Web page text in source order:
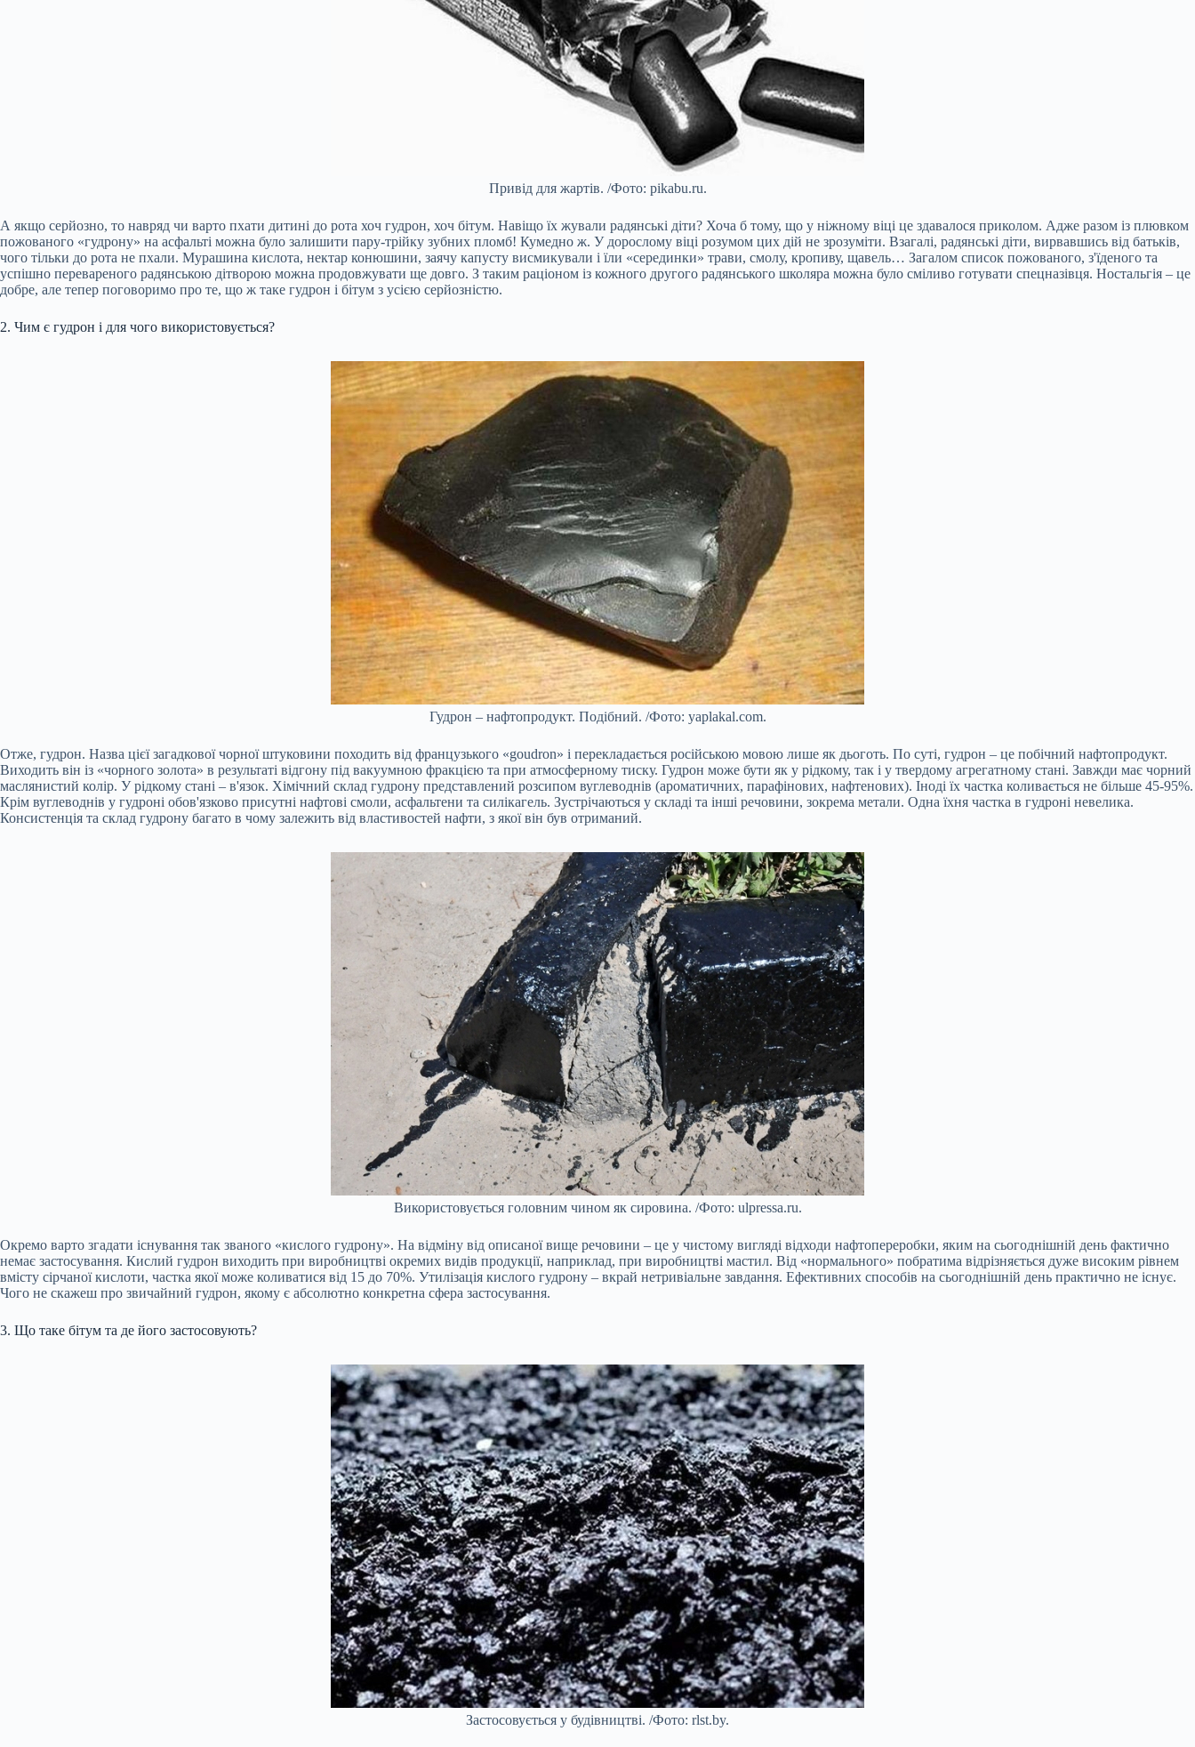
Привід для жартів. /Фото: pikabu.ru.
А якщо серйозно, то навряд чи варто пхати дитині до рота хоч гудрон, хоч бітум. Навіщо їх жували радянські діти? Хоча б тому, що у ніжному віці це здавалося приколом. Адже разом із плювком
пожованого «гудрону» на асфальті можна було залишити пару-трійку зубних пломб! Кумедно ж. У дорослому віці розумом цих дій не зрозуміти. Взагалі, радянські діти, вирвавшись від батьків,
чого тільки до рота не пхали. Мурашина кислота, нектар конюшини, заячу капусту висмикували і їли «серединки» трави, смолу, кропиву, щавель… Загалом список пожованого, з'їденого та
успішно перевареного радянською дітворою можна продовжувати ще довго. З таким раціоном із кожного другого радянського школяра можна було сміливо готувати спецназівця. Ностальгія – це
добре, але тепер поговоримо про те, що ж таке гудрон і бітум з усією серйозністю.
2. Чим є гудрон і для чого використовується?
Гудрон – нафтопродукт. Подібний. /Фото: yaplakal.com.
Отже, гудрон. Назва цієї загадкової чорної штуковини походить від французького «goudron» і перекладається російською мовою лише як дьоготь. По суті, гудрон – це побічний нафтопродукт.
Виходить він із «чорного золота» в результаті відгону під вакуумною фракцією та при атмосферному тиску. Гудрон може бути як у рідкому, так і у твердому агрегатному стані. Завжди має чорний
маслянистий колір. У рідкому стані – в'язок. Хімічний склад гудрону представлений розсипом вуглеводнів (ароматичних, парафінових, нафтенових). Іноді їх частка коливається не більше 45-95%.
Крім вуглеводнів у гудроні обов'язково присутні нафтові смоли, асфальтени та силікагель. Зустрічаються у складі та інші речовини, зокрема метали. Одна їхня частка в гудроні невелика.
Консистенція та склад гудрону багато в чому залежить від властивостей нафти, з якої він був отриманий.
Використовується головним чином як сировина. /Фото: ulpressa.ru.
Окремо варто згадати існування так званого «кислого гудрону». На відміну від описаної вище речовини – це у чистому вигляді відходи нафтопереробки, яким на сьогоднішній день фактично
немає застосування. Кислий гудрон виходить при виробництві окремих видів продукції, наприклад, при виробництві мастил. Від «нормального» побратима відрізняється дуже високим рівнем
вмісту сірчаної кислоти, частка якої може коливатися від 15 до 70%. Утилізація кислого гудрону – вкрай нетривіальне завдання. Ефективних способів на сьогоднішній день практично не існує.
Чого не скажеш про звичайний гудрон, якому є абсолютно конкретна сфера застосування.
3. Що таке бітум та де його застосовують?
Застосовується у будівництві. /Фото: rlst.by.